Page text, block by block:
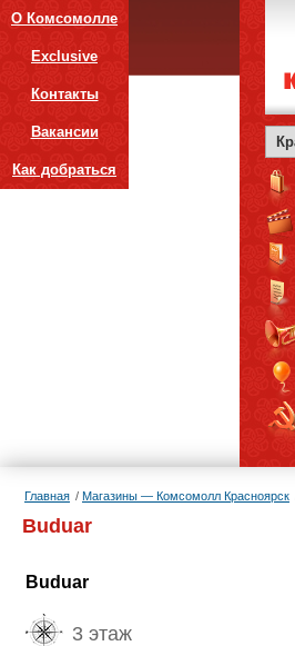
О Комсомолле
Exclusive
Контакты
Вакансии
Как добраться
Главная Магазины — Комсомолл Красноярск
Buduar
Buduar
3 этаж